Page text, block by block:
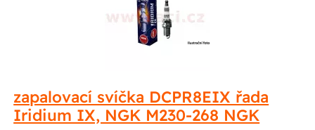
zapalovací svíčka DCPR8EIX řada
Iridium IX, NGK M230-268 NGK